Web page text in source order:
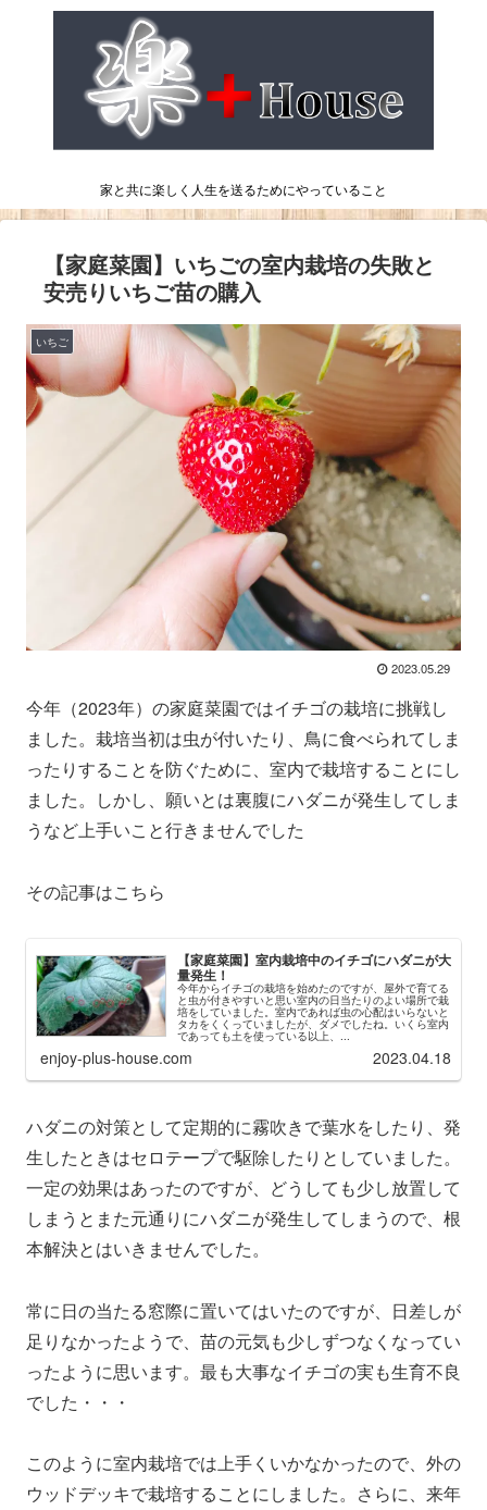
家と共に楽しく人生を送るためにやっていること
【家庭菜園】いちごの室内栽培の失敗と
安売りいちご苗の購入
いちご
2023.05.29
今年（2023年）の家庭菜園ではイチゴの栽培に挑戦し
ました。栽培当初は虫が付いたり、鳥に食べられてしま
ったりすることを防ぐために、室内で栽培することにし
ました。しかし、願いとは裏腹にハダニが発生してしま
うなど上手いこと行きませんでした
その記事はこちら
【家庭菜園】室内栽培中のイチゴにハダニが大
量発生！
今年からイチゴの栽培を始めたのですが、屋外で育てる
と虫が付きやすいと思い室内の日当たりのよい場所で栽
培をしていました。室内であれば虫の心配はいらないと
タカをくくっていましたが、ダメでしたね。いくら室内
であっても土を使っている以上、...
enjoy-plus-house.com 2023.04.18
ハダニの対策として定期的に霧吹きで葉水をしたり、発
生したときはセロテープで駆除したりとしていました。
一定の効果はあったのですが、どうしても少し放置して
しまうとまた元通りにハダニが発生してしまうので、根
本解決とはいきませんでした。
常に日の当たる窓際に置いてはいたのですが、日差しが
足りなかったようで、苗の元気も少しずつなくなってい
ったように思います。最も大事なイチゴの実も生育不良
でした・・・
このように室内栽培では上手くいかなかったので、外の
ウッドデッキで栽培することにしました。さらに、来年